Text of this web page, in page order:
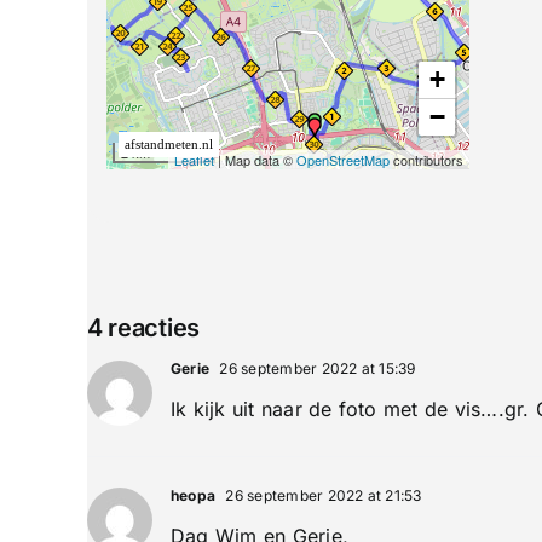
4 reacties
Gerie 26 september 2022 at 15:39
Ik kijk uit naar de foto met de vis….gr.
heopa 26 september 2022 at 21:53
Dag Wim en Gerie,